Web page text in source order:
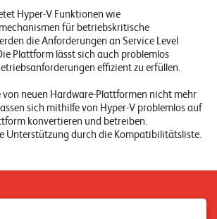
e
r
e
n
z
e
n
U
Hyper-V Funktionen wie
für betriebskritische
die Anforderungen an Service Level
Plattform lässt sich auch problemlos
effizient zu erfüllen.
von neuen Hardware-Plattformen nicht mehr
sich mithilfe von Hyper-V problemlos auf
konvertieren und betreiben.
Unterstützung durch die Kompatibilitätsliste.